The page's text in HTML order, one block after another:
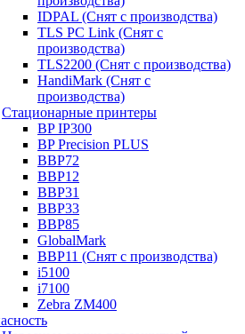
IDPAL (Снят с производства)
TLS PC Link (Снят с
производства)
TLS2200 (Снят с производства)
HandiMark (Снят с
производства)
Стационарные принтеры
BP IP300
BP Precision PLUS
BBP72
BBP12
BBP31
BBP33
BBP85
GlobalMark
BBP11 (Снят с производства)
i5100
i7100
Zebra ZM400